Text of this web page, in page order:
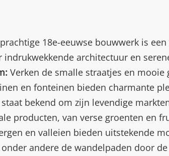
18e-eeuwse bouwwerk is
architectuur en
Verken de smalle straatjes en mooie
en fonteinen bieden charmante
bekend om zijn levendige
producten, van verse groenten en
en valleien bieden uitstekende
andere de wandelpaden door